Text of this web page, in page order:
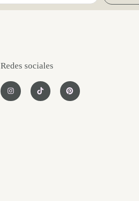
Redes sociales
I
n
T
i
P
i